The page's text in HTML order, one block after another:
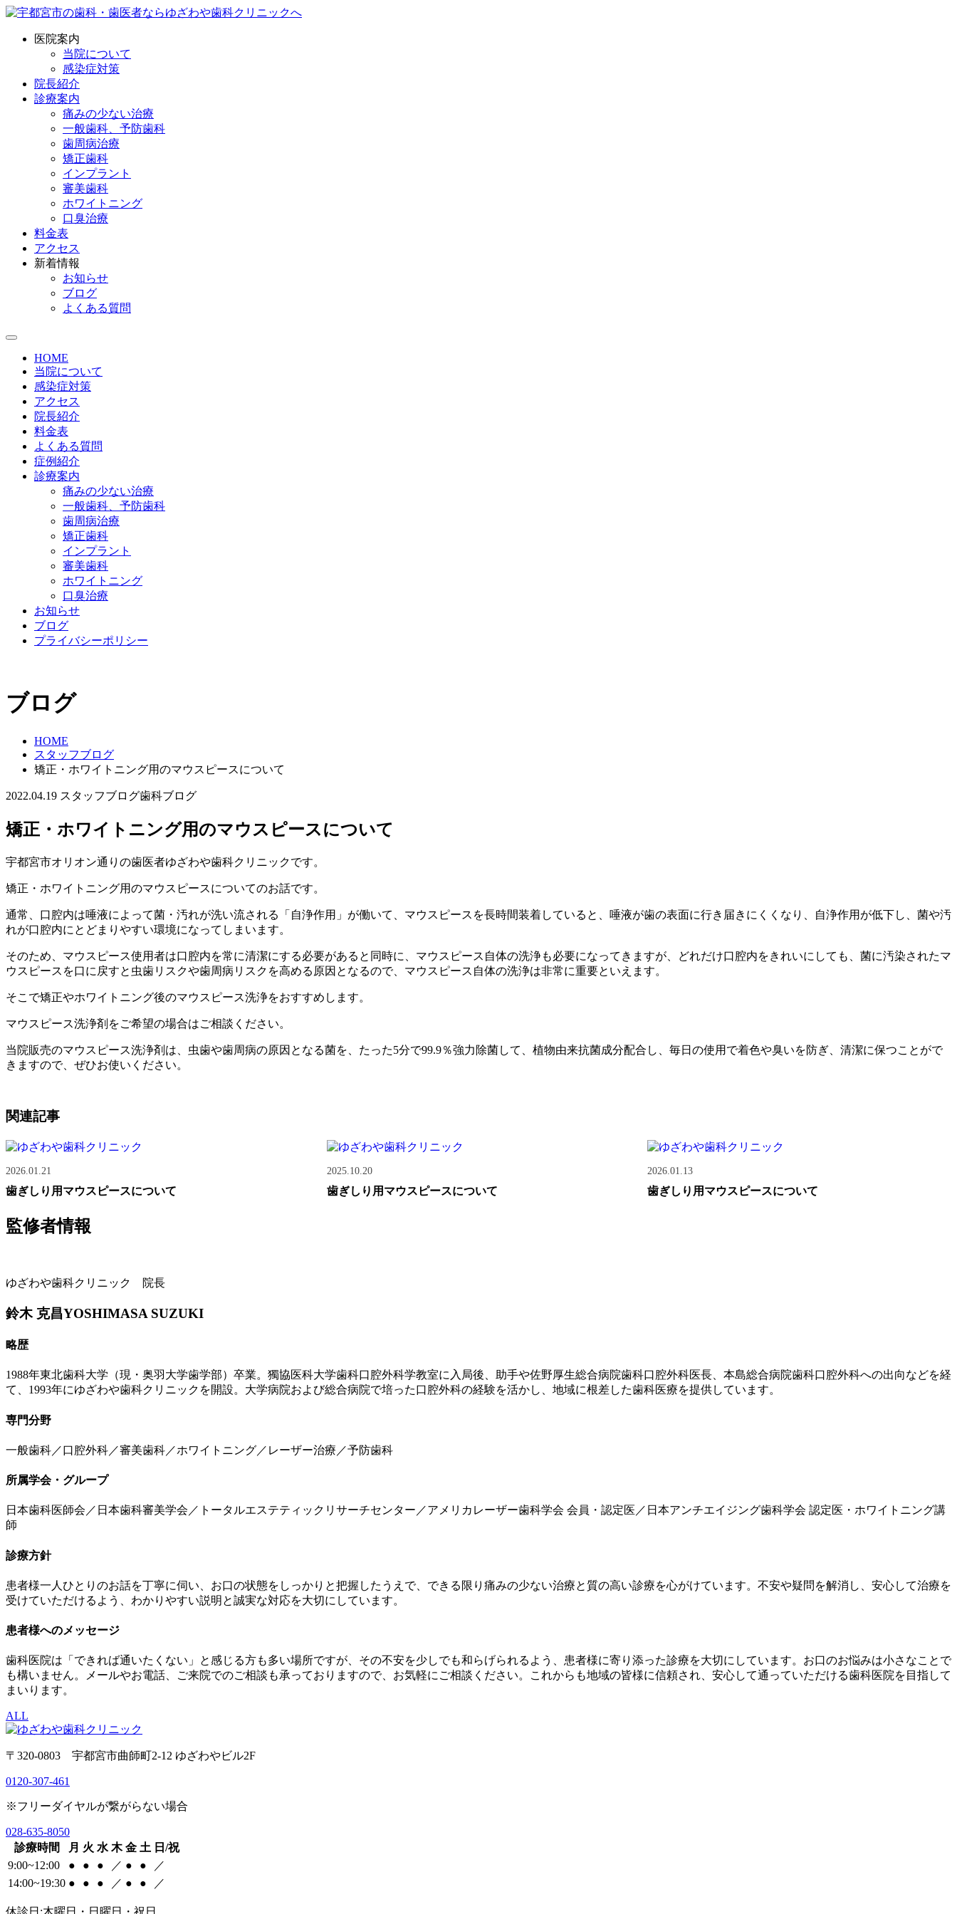
医院案内
当院について
感染症対策
院長紹介
診療案内
痛みの少ない治療
一般歯科、予防歯科
歯周病治療
矯正歯科
インプラント
審美歯科
ホワイトニング
口臭治療
料金表
アクセス
新着情報
お知らせ
ブログ
よくある質問
HOME
当院について
感染症対策
アクセス
院長紹介
料金表
よくある質問
症例紹介
診療案内
痛みの少ない治療
一般歯科、予防歯科
歯周病治療
矯正歯科
インプラント
審美歯科
ホワイトニング
口臭治療
お知らせ
ブログ
プライバシーポリシー
ブログ
HOME
スタッフブログ
矯正・ホワイトニング用のマウスピースについて
2022.04.19 スタッフブログ歯科ブログ
矯正・ホワイトニング用のマウスピースについて
宇都宮市オリオン通りの歯医者ゆざわや歯科クリニックです。
矯正・ホワイトニング用のマウスピースについてのお話です。
通常、口腔内は唾液によって菌・汚れが洗い流される「自浄作用」が働いて、マウスピースを長時間装着していると、唾液が歯の表面に行き届きにくくなり、自浄作用が低下し、菌や汚
れが口腔内にとどまりやすい環境になってしまいます。
そのため、マウスピース使用者は口腔内を常に清潔にする必要があると同時に、マウスピース自体の洗浄も必要になってきますが、どれだけ口腔内をきれいにしても、菌に汚染されたマ
ウスピースを口に戻すと虫歯リスクや歯周病リスクを高める原因となるので、マウスピース自体の洗浄は非常に重要といえます。
そこで矯正やホワイトニング後のマウスピース洗浄をおすすめします。
マウスピース洗浄剤をご希望の場合はご相談ください。
当院販売のマウスピース洗浄剤は、虫歯や歯周病の原因となる菌を、たった5分で99.9％強力除菌して、植物由来抗菌成分配合し、毎日の使用で着色や臭いを防ぎ、清潔に保つことがで
きますので、ぜひお使いください。
関連記事
2026.01.21
歯ぎしり用マウスピースについて
2025.10.20
歯ぎしり用マウスピースについて
2026.01.13
歯ぎしり用マウスピースについて
監修者情報
ゆざわや歯科クリニック 院長
鈴木 克昌YOSHIMASA SUZUKI
略歴
1988年東北歯科大学（現・奥羽大学歯学部）卒業。獨協医科大学歯科口腔外科学教室に入局後、助手や佐野厚生総合病院歯科口腔外科医長、本島総合病院歯科口腔外科への出向などを経
て、1993年にゆざわや歯科クリニックを開設。大学病院および総合病院で培った口腔外科の経験を活かし、地域に根差した歯科医療を提供しています。
専門分野
一般歯科／口腔外科／審美歯科／ホワイトニング／レーザー治療／予防歯科
所属学会・グループ
日本歯科医師会／日本歯科審美学会／トータルエステティックリサーチセンター／アメリカレーザー歯科学会 会員・認定医／日本アンチエイジング歯科学会 認定医・ホワイトニング講
師
診療方針
患者様一人ひとりのお話を丁寧に伺い、お口の状態をしっかりと把握したうえで、できる限り痛みの少ない治療と質の高い診療を心がけています。不安や疑問を解消し、安心して治療を
受けていただけるよう、わかりやすい説明と誠実な対応を大切にしています。
患者様へのメッセージ
歯科医院は「できれば通いたくない」と感じる方も多い場所ですが、その不安を少しでも和らげられるよう、患者様に寄り添った診療を大切にしています。お口のお悩みは小さなことで
も構いません。メールやお電話、ご来院でのご相談も承っておりますので、お気軽にご相談ください。これからも地域の皆様に信頼され、安心して通っていただける歯科医院を目指して
まいります。
ALL
〒320-0803 宇都宮市曲師町2-12 ゆざわやビル2F
0120-307-461
※フリーダイヤルが繋がらない場合
028-635-8050
診療時間
月 火 水 木 金 土 日/祝
9:00~12:00
● ● ● ／ ● ●
／
14:00~19:30 ● ● ● ／ ● ● ／